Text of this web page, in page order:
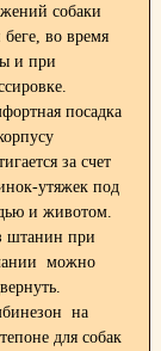
собаки
беге, во время
и при
посадка
за счет
утяжек под
и животом.
штанин при
можно
на
для собак